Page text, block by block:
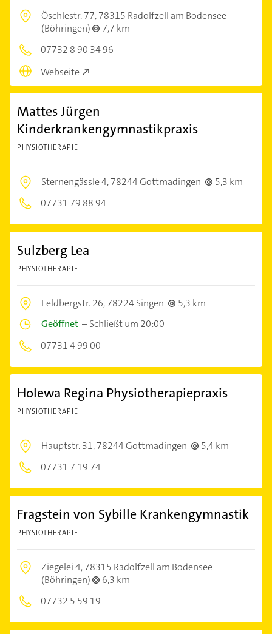
Öschlestr. 77,78315 Radolfzell am Bodensee
(Böhringen)
7,7 km
07732 8 90 34 96
Webseite
Mattes Jürgen
Kinderkrankengymnastikpraxis
PHYSIOTHERAPIE
Sternengässle 4,78244 Gottmadingen
5,3 km
07731 79 88 94
Sulzberg Lea
PHYSIOTHERAPIE
Feldbergstr. 26,78224 Singen
5,3 km
Geöffnet –Schließt um 20:00
07731 4 99 00
Holewa Regina Physiotherapiepraxis
PHYSIOTHERAPIE
Hauptstr. 31,78244 Gottmadingen
5,4 km
07731 7 19 74
Fragstein von Sybille Krankengymnastik
PHYSIOTHERAPIE
Ziegelei 4,78315 Radolfzell am Bodensee
(Böhringen)
6,3 km
07732 5 59 19